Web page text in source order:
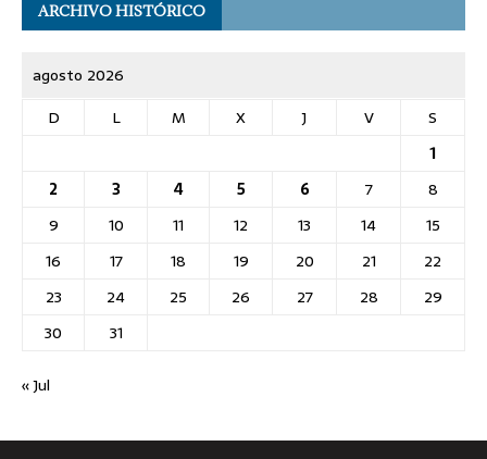
ARCHIVO HISTÓRICO
agosto 2026
D
L M X J V
S
1
2
3 4 5 6 7
8
9
10 11 12 13 14
15
16
17 18 19 20 21
22
23
24 25 26 27 28
29
30
31
« Jul